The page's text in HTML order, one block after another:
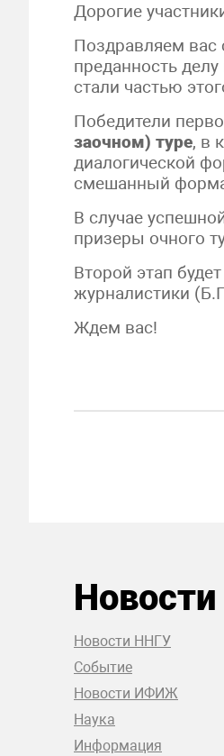
Дорогие
Поздравляем вас
преданность
стали частью
Победители
заочном) туре, в
диалогической
смешанный
В случае
призеры очного
Второй этап
журналистики
Ждем вас!
Новости
Новости ННГУ
Событие
Новости ИФИЖ
Наука
Информация